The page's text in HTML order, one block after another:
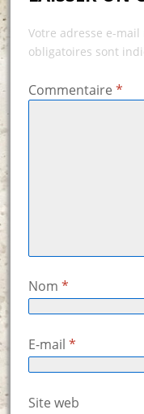
Votre adresse e-
obligatoires sont
Commentaire *
Nom *
E-mail *
Site web